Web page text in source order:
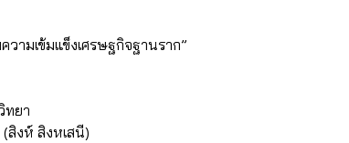
วามเข้มแข็งเศรษฐกิจฐานราก”
ทยา
สิงห์ สิงหเสนี)